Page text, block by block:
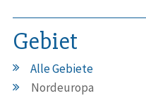
Gebiet
Alle Gebiete
Nordeuropa